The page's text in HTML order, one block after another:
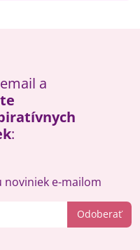
a
:
Odoberať
noviniek e-mailom